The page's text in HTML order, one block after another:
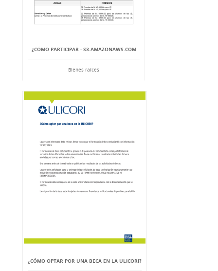
¿CÓMO PARTICIPAR - S3.AMAZONAWS.COM
Bienes raíces
¿CÓMO OPTAR POR UNA BECA EN LA ULICORI?